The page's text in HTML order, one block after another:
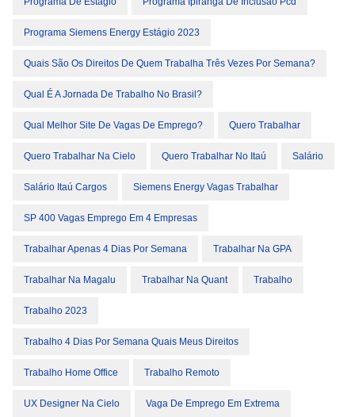
Programa Siemens Energy Estágio 2023
Quais São Os Direitos De Quem Trabalha Três Vezes Por Semana?
Qual É A Jornada De Trabalho No Brasil?
Qual Melhor Site De Vagas De Emprego? Quero Trabalhar
Quero Trabalhar Na Cielo Quero Trabalhar No Itaú Salário
Salário Itaú Cargos Siemens Energy Vagas Trabalhar
SP 400 Vagas Emprego Em 4 Empresas
Trabalhar Apenas 4 Dias Por Semana Trabalhar Na GPA
Trabalhar Na Magalu Trabalhar Na Quant Trabalho
Trabalho 2023
Trabalho 4 Dias Por Semana Quais Meus Direitos
Trabalho Home Office Trabalho Remoto
UX Designer Na Cielo Vaga De Emprego Em Extrema